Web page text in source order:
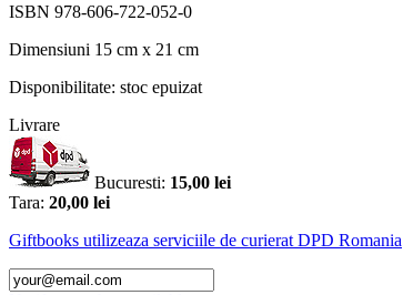
ISBN 978-606-722-052-0
Dimensiuni 15 cm x 21 cm
Disponibilitate: stoc epuizat
Livrare
Bucuresti: 15,00 lei
Tara: 20,00 lei
Giftbooks utilizeaza serviciile de curierat DPD Romania